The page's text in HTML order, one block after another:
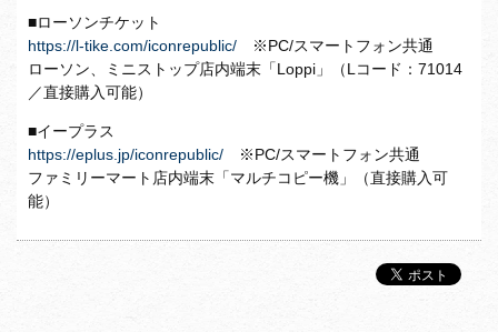
■ローソンチケット
https://l-tike.com/iconrepublic/ ※PC/スマートフォン共通
ローソン、ミニストップ店内端末「Loppi」（Lコード：71014
／直接購入可能）
■イープラス
https://eplus.jp/iconrepublic/ ※PC/スマートフォン共通
ファミリーマート店内端末「マルチコピー機」（直接購入可
能）